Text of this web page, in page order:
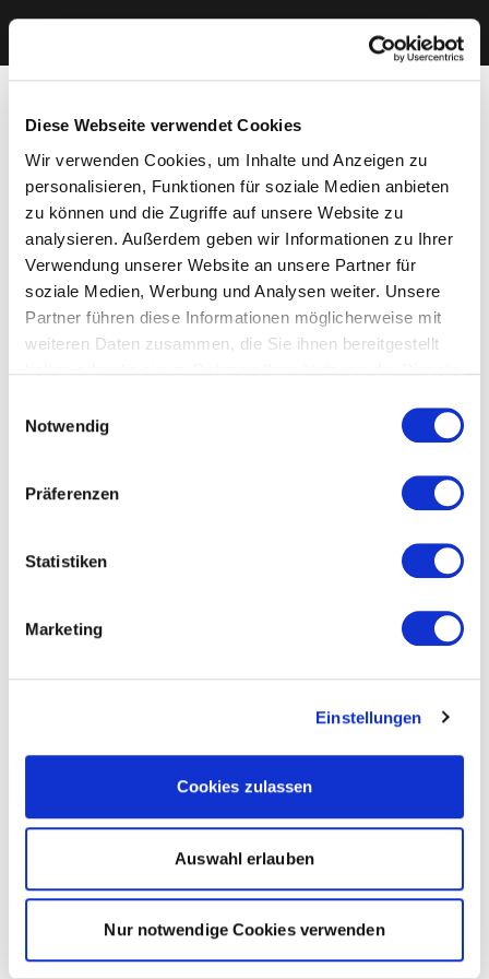
Diese Webseite verwendet Cookies
Wir verwenden Cookies, um Inhalte und Anzeigen zu
personalisieren, Funktionen für soziale Medien anbieten
zu können und die Zugriffe auf unsere Website zu
analysieren. Außerdem geben wir Informationen zu Ihrer
Verwendung unserer Website an unsere Partner für
soziale Medien, Werbung und Analysen weiter. Unsere
Partner führen diese Informationen möglicherweise mit
weiteren Daten zusammen, die Sie ihnen bereitgestellt
Cookies, wenn Sie unsere Webseite weiterhin nutzen.
Notwendig
Präferenzen
Statistiken
Marketing
Einstellungen
Cookies zulassen
Auswahl erlauben
Nur notwendige Cookies verwenden